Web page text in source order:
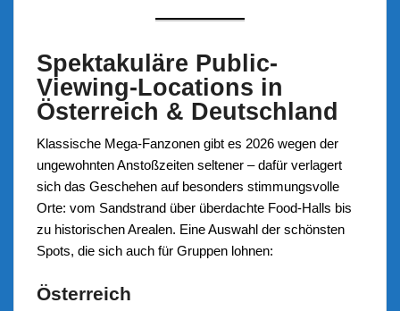
Spektakuläre Public-
Viewing-Locations in
Österreich & Deutschland
Klassische Mega-Fanzonen gibt es 2026 wegen der
ungewohnten Anstoßzeiten seltener – dafür verlagert
sich das Geschehen auf besonders stimmungsvolle
Orte: vom Sandstrand über überdachte Food-Halls bis
zu historischen Arealen. Eine Auswahl der schönsten
Spots, die sich auch für Gruppen lohnen:
Österreich